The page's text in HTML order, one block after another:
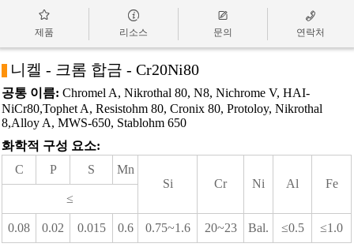

제품

리소스

문의

연락처
니켈 - 크롬 합금 - Cr20Ni80
공통 이름: Chromel A, Nikrothal 80, N8, Nichrome V, HAI-
NiCr80,Tophet A, Resistohm 80, Cronix 80, Protoloy, Nikrothal
8,Alloy A, MWS-650, Stablohm 650
화학적 구성 요소:
C
P S
Mn
Si
Cr Ni Al
Fe
≤
0.08 0.02 0.015 0.6 0.75~1.6 20~23 Bal. ≤0.5 ≤1.0